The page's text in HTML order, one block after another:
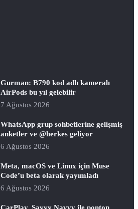
Gurman: B790 kod adlı kameralı
AirPods bu yıl gelebilir
7 Ağustos 2026
WhatsApp grup sohbetlerine gelişmiş
anketler ve @herkes geliyor
6 Ağustos 2026
Meta, macOS ve Linux için Muse
Code’u beta olarak yayımladı
6 Ağustos 2026